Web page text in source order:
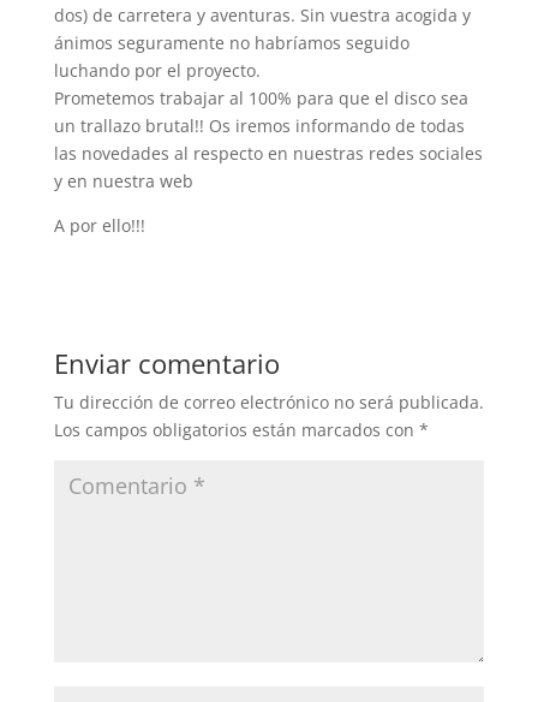
dos) de carretera y aventuras. Sin vuestra acogida y
ánimos seguramente no habríamos seguido
luchando por el proyecto.
Prometemos trabajar al 100% para que el disco sea
un trallazo brutal!! Os iremos informando de todas
las novedades al respecto en nuestras redes sociales
y en nuestra web
A por ello!!!
Enviar comentario
Tu dirección de correo electrónico no será publicada.
Los campos obligatorios están marcados con *